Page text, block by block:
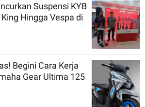
Suspensi KYB
Hingga Vespa di
Begini Cara Kerja
Gear Ultima 125